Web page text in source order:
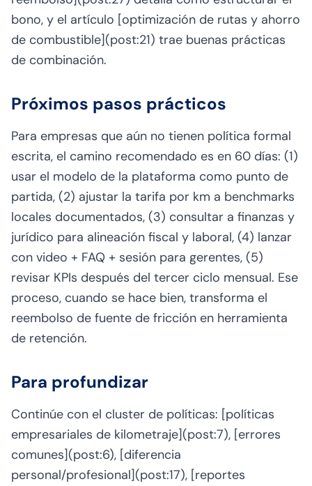
bono, y el artículo [optimización de rutas y ahorro
de combustible](post:21) trae buenas prácticas
de combinación.
Próximos pasos prácticos
Para empresas que aún no tienen política formal
escrita, el camino recomendado es en 60 días: (1)
usar el modelo de la plataforma como punto de
partida, (2) ajustar la tarifa por km a benchmarks
locales documentados, (3) consultar a finanzas y
jurídico para alineación fiscal y laboral, (4) lanzar
con video + FAQ + sesión para gerentes, (5)
revisar KPIs después del tercer ciclo mensual. Ese
proceso, cuando se hace bien, transforma el
reembolso de fuente de fricción en herramienta
de retención.
Para profundizar
Continúe con el cluster de políticas: [políticas
empresariales de kilometraje](post:7), [errores
comunes](post:6), [diferencia
personal/profesional](post:17), [reportes